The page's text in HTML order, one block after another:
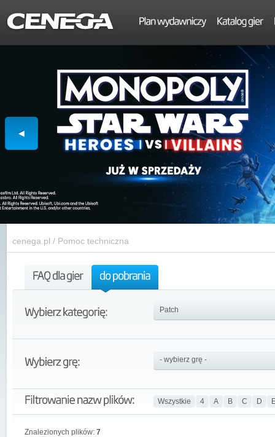
cenega.pl / Pomoc techniczna
Wszystkie 4 A B C D
Znalezionych plików: 7